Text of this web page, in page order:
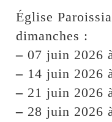
Église
dimanches :
– 07 juin 2026
– 14 juin 2026
– 21 juin 2026
– 28 juin 2026